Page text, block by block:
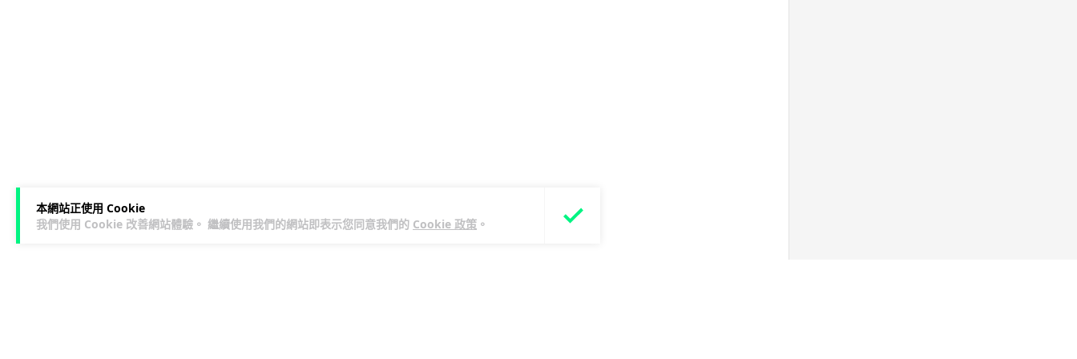
本網站正使用 Cookie
我們使用 Cookie 改善網站體驗。 繼續使用我們的網站即表示您同意我們的 Cookie 政策 。